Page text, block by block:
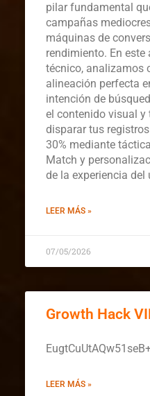
pilar fundamental
campañas
máquinas de
rendimiento. En este
técnico, analizamos
alineación perfecta
intención de
el contenido visual y
disparar tus
30% mediante
Match y
de la experiencia del
LEER MÁS »
07/05/2026
Growth Hack
LEER MÁS »